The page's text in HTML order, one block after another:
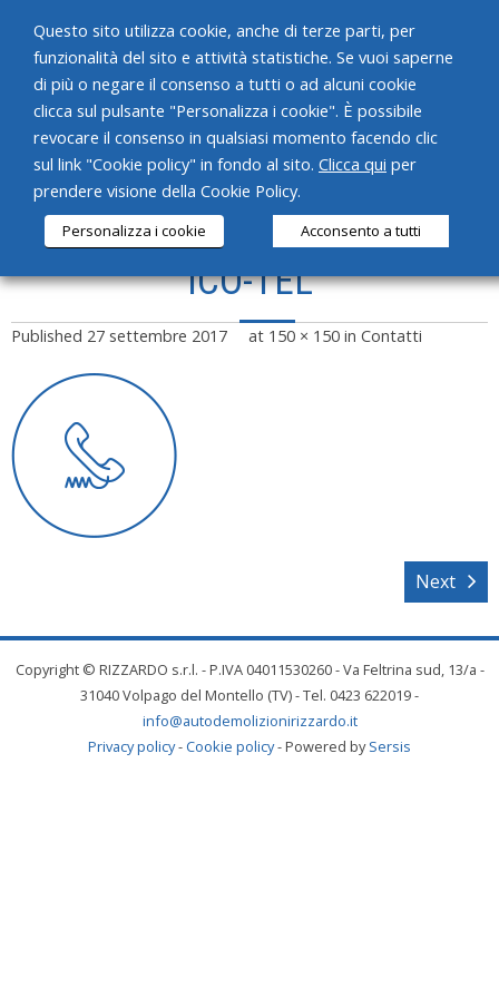
HOME
CHI SIAMO
SERVIZI
CONTATTI
ICO-TEL
Published 27 settembre 2017 at 150 × 150 in Contatti
Next
Copyright © RIZZARDO s.r.l. - P.IVA 04011530260 - Va Feltrina sud, 13/a -
31040 Volpago del Montello (TV) - Tel. 0423 622019 -
info@autodemolizionirizzardo.it
Privacy policy-Cookie policy- Powered bySersis
Questo sito utilizza cookie, anche di terze parti, per
funzionalità del sito e attività statistiche. Se vuoi saperne
di più o negare il consenso a tutti o ad alcuni cookie
clicca sul pulsante "Personalizza i cookie". È possibile
revocare il consenso in qualsiasi momento facendo clic
sul link "Cookie policy" in fondo al sito. Clicca qui per
prendere visione della Cookie Policy.
Personalizza i cookie Acconsento a tutti